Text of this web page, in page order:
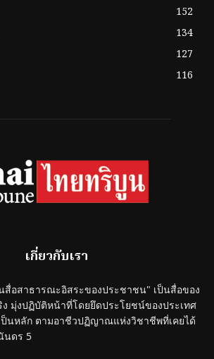
152
134
127
116
เกี่ยวกับเรา
สื่อสาธารณะอิสระของประชาชน" เป็นสื่อของ
มุ่งปฏิบัติหน้าที่โดยยึดประโยชน์ของประเทศ
นหลัก ตามอาชีวปฏิญาณแห่งวิชาชีพที่เคยได้
นดร 5